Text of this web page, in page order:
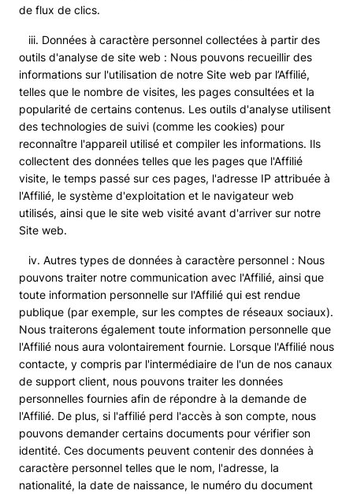
de flux de clics.
iii. Données à caractère personnel collectées à partir des
outils d'analyse de site web : Nous pouvons recueillir des
informations sur l'utilisation de notre Site web par l’Affilié,
telles que le nombre de visites, les pages consultées et la
popularité de certains contenus. Les outils d'analyse utilisent
des technologies de suivi (comme les cookies) pour
reconnaître l'appareil utilisé et compiler les informations. Ils
collectent des données telles que les pages que l'Affilié
visite, le temps passé sur ces pages, l'adresse IP attribuée à
l'Affilié, le système d'exploitation et le navigateur web
utilisés, ainsi que le site web visité avant d'arriver sur notre
Site web.
iv. Autres types de données à caractère personnel : Nous
pouvons traiter notre communication avec l'Affilié, ainsi que
toute information personnelle sur l'Affilié qui est rendue
publique (par exemple, sur les comptes de réseaux sociaux).
Nous traiterons également toute information personnelle que
l'Affilié nous aura volontairement fournie. Lorsque l'Affilié nous
contacte, y compris par l'intermédiaire de l'un de nos canaux
de support client, nous pouvons traiter les données
personnelles fournies afin de répondre à la demande de
l'Affilié. De plus, si l'affilié perd l'accès à son compte, nous
pouvons demander certains documents pour vérifier son
identité. Ces documents peuvent contenir des données à
caractère personnel telles que le nom, l'adresse, la
nationalité, la date de naissance, le numéro du document